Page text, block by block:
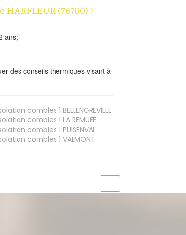
(76700) ?
ans;
des conseils thermiques visant à
combles 1 BELLENGREVILLE
combles 1 LA REMUEE
combles 1 PUISENVAL
combles 1 VALMONT